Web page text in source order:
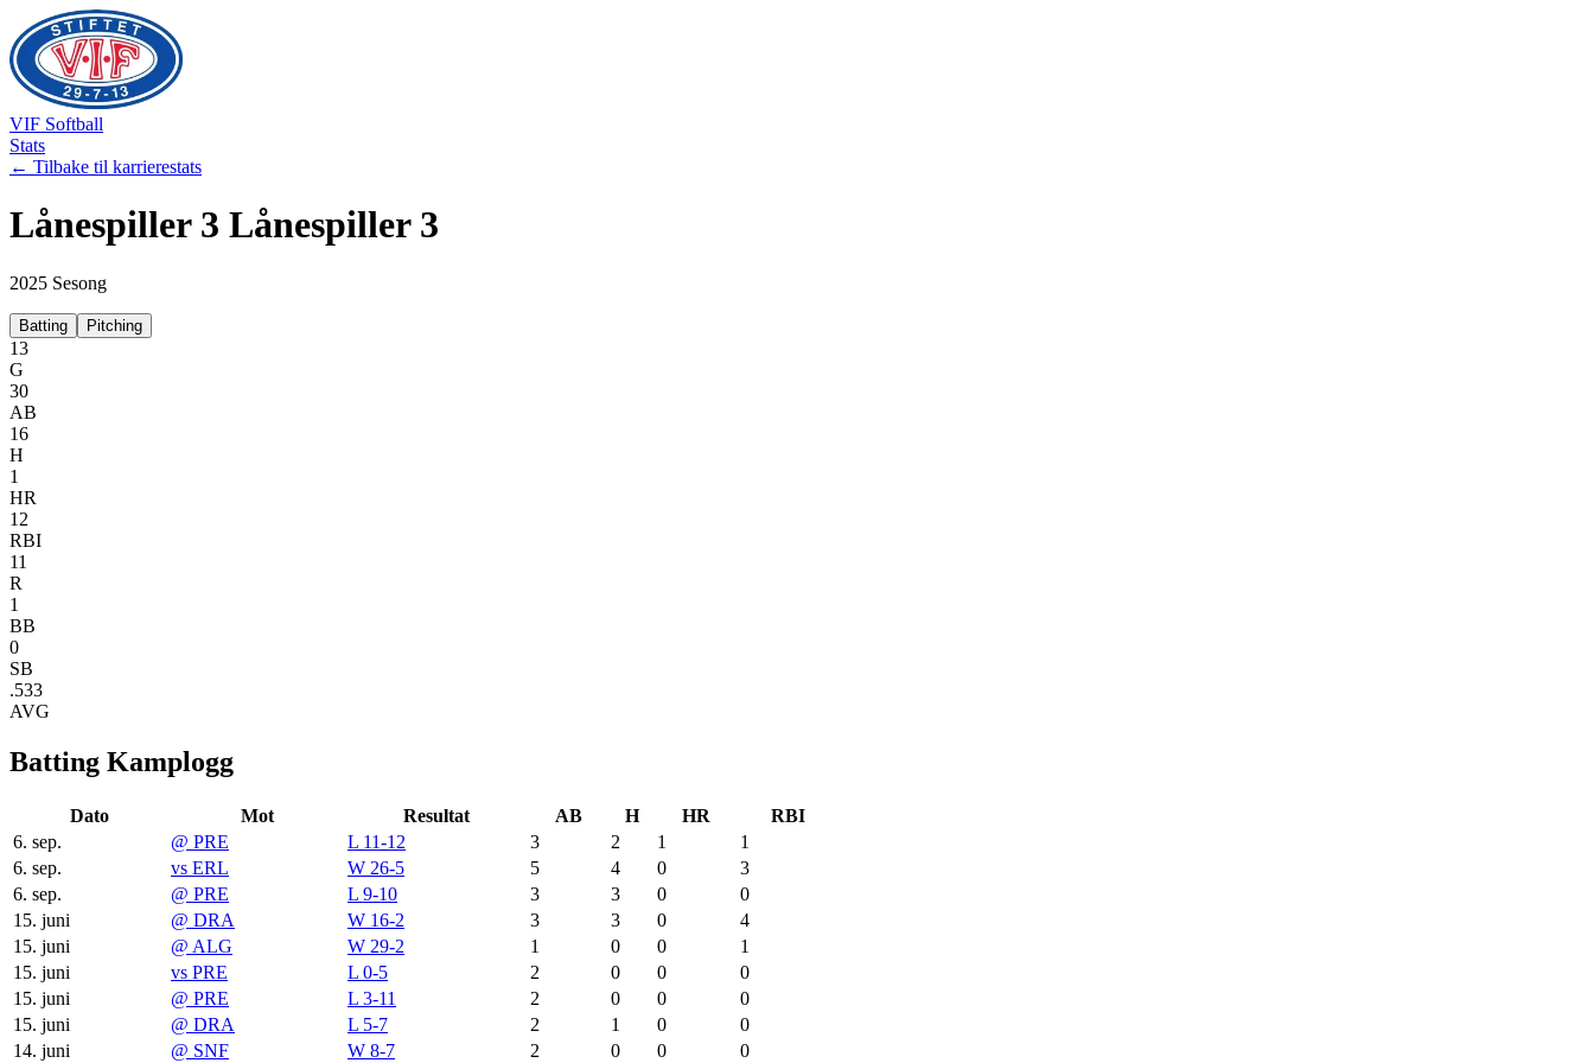
VIF Softball
Stats
← Tilbake til karrierestats
Lånespiller 3 Lånespiller 3
2025 Sesong
Batting Pitching
13
G
30
AB
16
H
1
HR
12
RBI
11
R
1
BB
0
SB
.533
AVG
Batting Kamplogg
Dato Mot Resultat AB H HR
RBI
6. sep.
@ PRE L 11-12 3 2 1
1
6. sep.
vs ERL W 26-5 5 4 0
3
6. sep.
@ PRE L 9-10 3 3 0
0
15. juni
@ DRA W 16-2 3 3 0
4
15. juni
@ ALG W 29-2 1 0 0
1
15. juni
vs PRE L 0-5 2 0 0
0
15. juni
@ PRE L 3-11 2 0 0
0
15. juni
@ DRA L 5-7 2 1 0
0
14. juni
@ SNF W 8-7 2 0 0
0